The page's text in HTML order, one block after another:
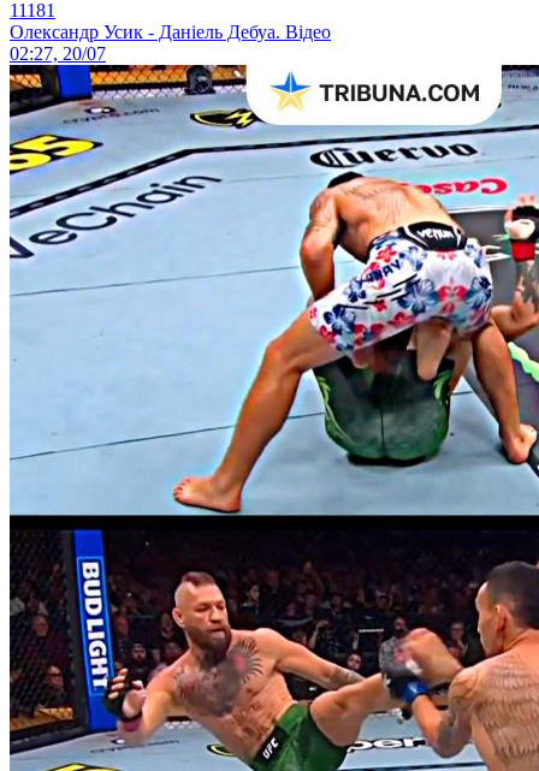
11181
Олександр Усик - Даніель Дебуа. Відео
02:27, 20/07